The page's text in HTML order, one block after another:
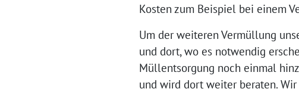
Kosten zum Beispiel bei einem
Um der weiteren Vermüllung
und dort, wo es notwendig
Müllentsorgung noch einmal
und wird dort weiter beraten.